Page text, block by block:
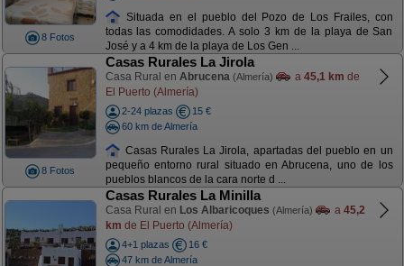
8 Fotos
Situada en el pueblo del Pozo de Los Frailes, con
todas las comodidades. A solo 3 km de la playa de San
José y a 4 km de la playa de Los Gen ...
8 Fotos
Casas Rurales La Jirola
Casa Rural en Abrucena (Almería) a 45,1 km de
El Puerto (Almería)
2-24 plazas
15 €
60 km de Almería
Casas Rurales La Jirola, apartadas del pueblo en un
pequeño entorno rural situado en Abrucena, uno de los
pueblos blancos de la cara norte d ...
Casas Rurales La Minilla
Casa Rural en Los Albaricoques (Almería) a 45,2
km de El Puerto (Almería)
4+1 plazas
16 €
47 km de Almería